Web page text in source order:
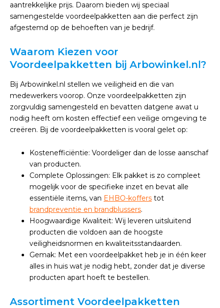
aantrekkelijke prijs. Daarom bieden wij speciaal
samengestelde voordeelpakketten aan die perfect zijn
afgestemd op de behoeften van je bedrijf.
Waarom Kiezen voor
Voordeelpakketten bij Arbowinkel.nl?
Bij Arbowinkel.nl stellen we veiligheid en die van
medewerkers voorop. Onze voordeelpakketten zijn
zorgvuldig samengesteld en bevatten datgene awat u
nodig heeft om kosten effectief een veilige omgeving te
creëren. Bij de voordeelpakketten is vooral gelet op:
Kostenefficiëntie: Voordeliger dan de losse aanschaf
van producten.
Complete Oplossingen: Elk pakket is zo compleet
mogelijk voor de specifieke inzet en bevat alle
essentiële items, van EHBO-koffers tot
brandpreventie en brandblussers.
Hoogwaardige Kwaliteit: Wij leveren uitsluitend
producten die voldoen aan de hoogste
veiligheidsnormen en kwaliteitsstandaarden.
Gemak: Met een voordeelpakket heb je in één keer
alles in huis wat je nodig hebt, zonder dat je diverse
producten apart hoeft te bestellen.
Assortiment Voordeelpakketten